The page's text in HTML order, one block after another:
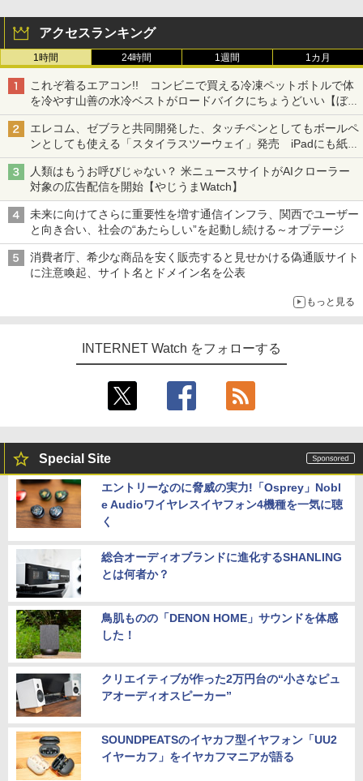
アクセスランキング
1時間 24時間 1週間 1カ月
これぞ着るエアコン!! コンビニで買える冷凍ペットボトルで体
を冷やす山善の水冷ベストがロードバイクにちょうどいい【ぼっ
ち・ざ・ろーど！その14】【空いた時間でなにしてる？】
エレコム、ゼブラと共同開発した、タッチペンとしてもボールペ
ンとしても使える「スタイラスツーウェイ」発売 iPadにも紙に
も、持ち替えずに書き込める
人類はもうお呼びじゃない？ 米ニュースサイトがAIクローラー
対象の広告配信を開始【やじうまWatch】
未来に向けてさらに重要性を増す通信インフラ、関西でユーザー
と向き合い、社会の“あたらしい”を起動し続ける～オプテージ
消費者庁、希少な商品を安く販売すると見せかける偽通販サイト
に注意喚起、サイト名とドメイン名を公表
もっと見る
INTERNET Watch をフォローする
Special Site
エントリーなのに脅威の実力!「Osprey」Nobl
e Audioワイヤレスイヤフォン4機種を一気に聴
く
総合オーディオブランドに進化するSHANLING
とは何者か？
鳥肌ものの「DENON HOME」サウンドを体感
した！
クリエイティブが作った2万円台の“小さなピュ
アオーディオスピーカー”
SOUNDPEATSのイヤカフ型イヤフォン「UU2
イヤーカフ」をイヤカフマニアが語る